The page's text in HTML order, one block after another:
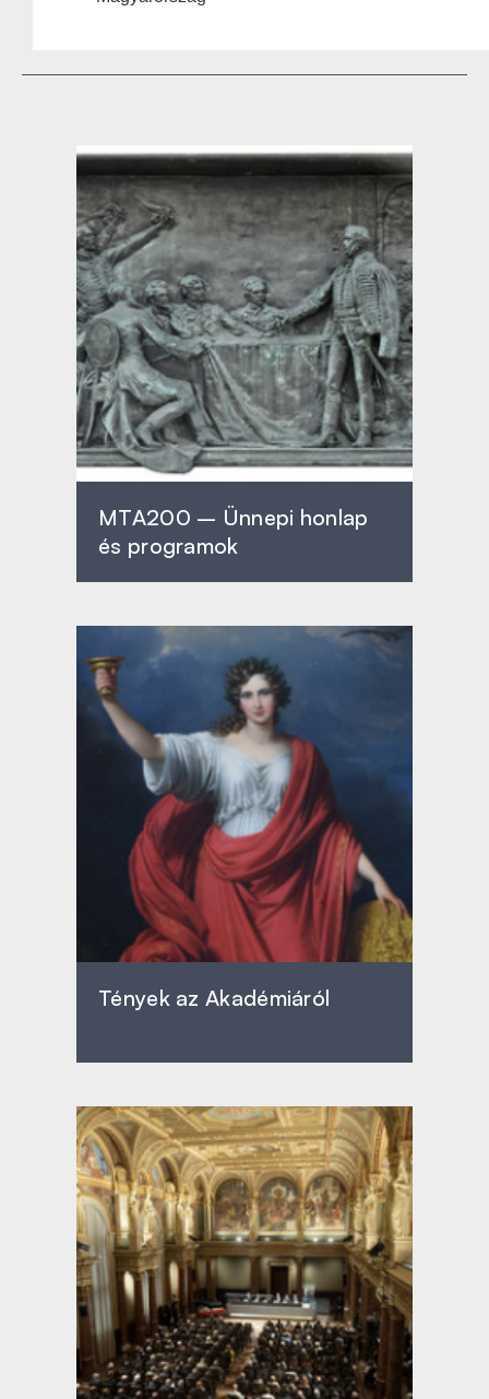
MTA200 – Ünnepi honlap
és programok
Tények az Akadémiáról